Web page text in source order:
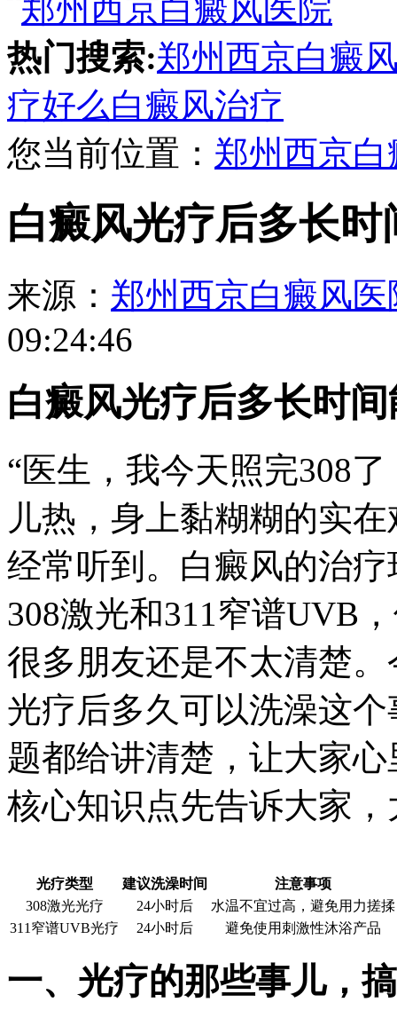
热门搜索:郑州西京白癜
疗好么白癜风治疗
您当前位置： 郑州西京
白癜风光疗后多长时
来源： 郑州西京白癜风医
09:24:46
白癜风光疗后多长时
“医生，我今天照完308
儿热，身上黏糊糊的实
经常听到。白癜风的治
308激光和311窄谱UVB
很多朋友还是不太清楚
光疗后多久可以洗澡这
题都给讲清楚，让大家
核心知识点先告诉大家
光疗类型 建议洗澡时间
注意事项
308激光光疗
24小时后
水温不宜过高，避免用力搓揉
311窄谱UVB光疗
24小时后 避免使用刺激性沐浴产品
一、光疗的那些事儿，